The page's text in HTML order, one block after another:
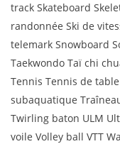
track Skateboard
randonnée Ski de
telemark Snowboard
Taekwondo Taï chi
Tennis Tennis de
subaquatique
Twirling baton ULM
voile Volley ball VTT